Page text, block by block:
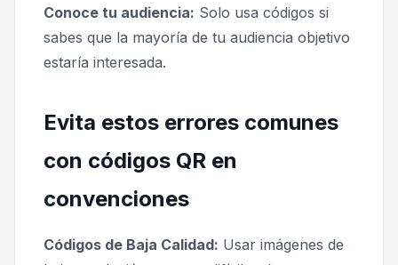
Conoce tu audiencia: Solo usa códigos si
sabes que la mayoría de tu audiencia objetivo
estaría interesada.
Evita estos errores comunes
con códigos QR en
convenciones
Códigos de Baja Calidad: Usar imágenes de